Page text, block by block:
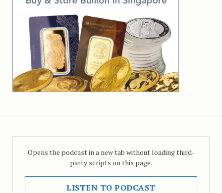
Opens the podcast in a new tab without loading third-
party scripts on this page.
LISTEN TO PODCAST